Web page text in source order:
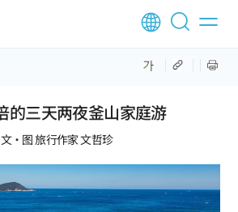
的三天两夜釜山家庭游
文·图 旅行作家 文哲珍